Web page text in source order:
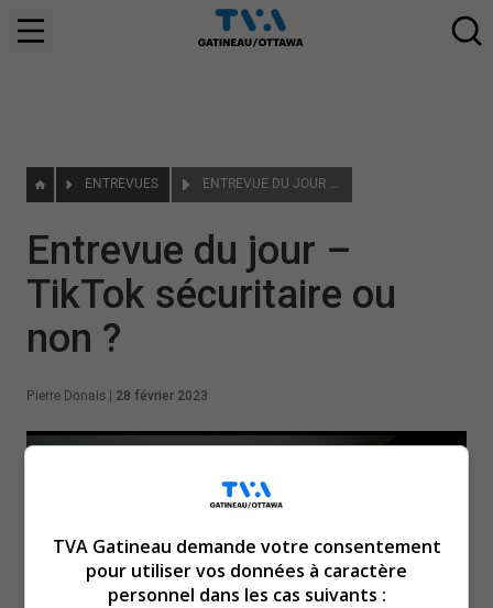
ENTREVUES ENTREVUE DU JOUR – TIKTOK SÉCURITAIRE OU NON ?
Entrevue du jour –
TikTok sécuritaire ou
non ?
Pierre Donais 28 février 2023
TVA Gatineau demande votre consentement
pour utiliser vos données à caractère
personnel dans les cas suivants :